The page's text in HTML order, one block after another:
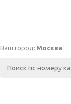
Ваш город: Москва